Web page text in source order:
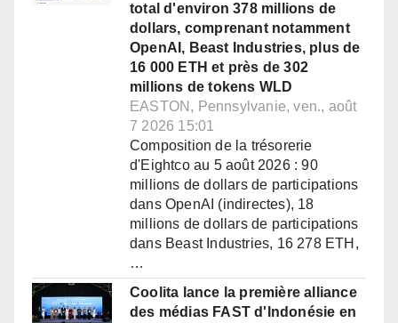
total d'environ 378 millions de
dollars, comprenant notamment
OpenAI, Beast Industries, plus de
16 000 ETH et près de 302
millions de tokens WLD
EASTON, Pennsylvanie, ven., août
7 2026 15:01
Composition de la trésorerie
d'Eightco au 5 août 2026 : 90
millions de dollars de participations
dans OpenAI (indirectes), 18
millions de dollars de participations
dans Beast Industries, 16 278 ETH,
…
Coolita lance la première alliance
des médias FAST d'Indonésie en